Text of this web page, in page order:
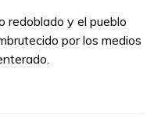
redoblado y el pueblo
por los medios